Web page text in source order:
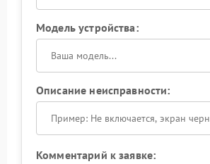
Модель устройства:
Описание неисправности:
Комментарий к заявке: